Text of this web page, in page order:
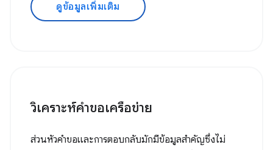
ดูข้อมูลเพิ่มเติม
วิเคราะห์คําขอเครือข่าย
ส่วนหัวคำขอและการตอบกลับมักมีข้อมูลสำคัญซึ่งไม่